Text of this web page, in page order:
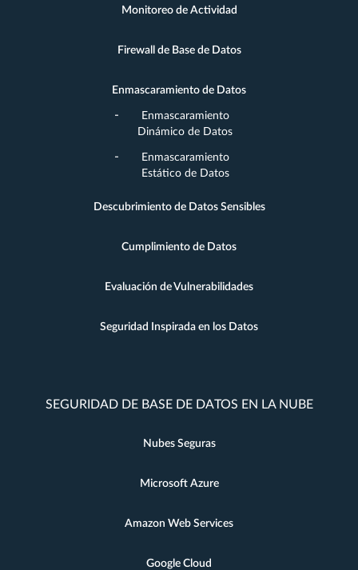
Monitoreo de Actividad
Firewall de Base de Datos
Enmascaramiento de Datos
Enmascaramiento
Dinámico de Datos
Enmascaramiento
Estático de Datos
Descubrimiento de Datos Sensibles
Cumplimiento de Datos
Evaluación de Vulnerabilidades
Seguridad Inspirada en los Datos
SEGURIDAD DE BASE DE DATOS EN LA NUBE
Nubes Seguras
Microsoft Azure
Amazon Web Services
Google Cloud